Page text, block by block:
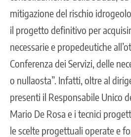
mitigazione del rischio
il progetto definitivo per
necessarie e propedeutiche
Conferenza dei Servizi, delle
o nullaosta”. Infatti, oltre al
presenti il Responsabile Unico
Mario De Rosa e i tecnici
le scelte progettuali operate e